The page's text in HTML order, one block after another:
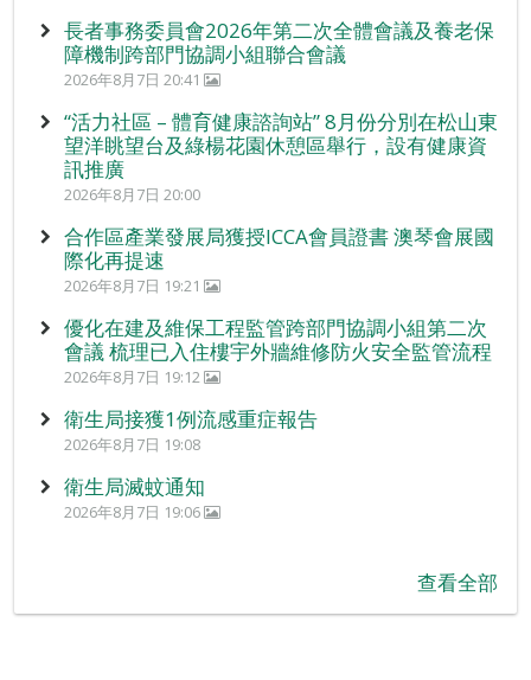
長者事務委員會2026年第二次全體會議及養老保
障機制跨部門協調小組聯合會議
2026年8月7日 20:41
“活力社區 – 體育健康諮詢站” 8月份分別在松山東
望洋眺望台及綠楊花園休憩區舉行，設有健康資
訊推廣
2026年8月7日 20:00
合作區產業發展局獲授ICCA會員證書 澳琴會展國
際化再提速
2026年8月7日 19:21
優化在建及維保工程監管跨部門協調小組第二次
會議 梳理已入住樓宇外牆維修防火安全監管流程
2026年8月7日 19:12
衛生局接獲1例流感重症報告
2026年8月7日 19:08
衛生局滅蚊通知
2026年8月7日 19:06
查看全部